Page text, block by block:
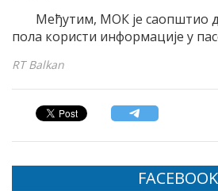
Међутим, МОК је саопштио
пола користи информације у
RT Balkan
FACEBOOK